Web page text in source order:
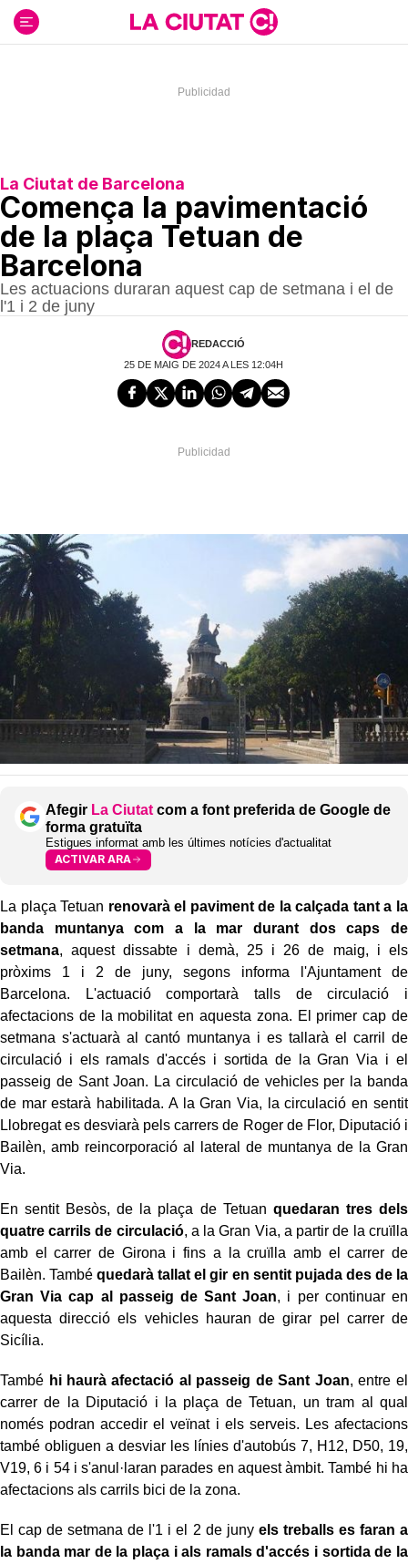
contenido
La Ciutat de Barcelona
Comença la pavimentació
de la plaça Tetuan de
Barcelona
Les actuacions duraran aquest cap de setmana i el de
l'1 i 2 de juny
REDACCIÓ
25 DE MAIG DE 2024 A LES 12:04H
Afegir La Ciutat com a font preferida de Google de
forma gratuïta
Estigues informat amb les últimes notícies d'actualitat
ACTIVAR ARA
La plaça Tetuan renovarà el paviment de la calçada tant a la
banda muntanya com a la mar durant dos caps de
setmana, aquest dissabte i demà, 25 i 26 de maig, i els
pròxims 1 i 2 de juny, segons informa l'Ajuntament de
Barcelona. L'actuació comportarà talls de circulació i
afectacions de la mobilitat en aquesta zona. El primer cap de
setmana s'actuarà al cantó muntanya i es tallarà el carril de
circulació i els ramals d'accés i sortida de la Gran Via i el
passeig de Sant Joan. La circulació de vehicles per la banda
de mar estarà habilitada. A la Gran Via, la circulació en sentit
Llobregat es desviarà pels carrers de Roger de Flor, Diputació i
Bailèn, amb reincorporació al lateral de muntanya de la Gran
Via.
En sentit Besòs, de la plaça de Tetuan quedaran tres dels
quatre carrils de circulació, a la Gran Via, a partir de la cruïlla
amb el carrer de Girona i fins a la cruïlla amb el carrer de
Bailèn. Tambéquedarà tallat el gir en sentit pujada des de la
Gran Via cap al passeig de Sant Joan, i per continuar en
aquesta direcció els vehicles hauran de girar pel carrer de
Sicília.
També hi haurà afectació al passeig de Sant Joan, entre el
carrer de la Diputació i la plaça de Tetuan, un tram al qual
només podran accedir el veïnat i els serveis. Les afectacions
també obliguen a desviar les línies d'autobús 7, H12, D50, 19,
V19, 6 i 54 i s'anul·laran parades en aquest àmbit. També hi ha
afectacions als carrils bici de la zona.
El cap de setmana de l'1 i el 2 de juny els treballs es faran a
la banda mar de la plaça i als ramals d'accés i sortida de la